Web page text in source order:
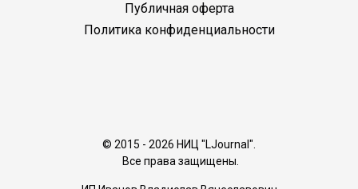
Публичная оферта
Политика конфиденциальности
© 2015 - 2026 НИЦ "LJournal".
Все права защищены.